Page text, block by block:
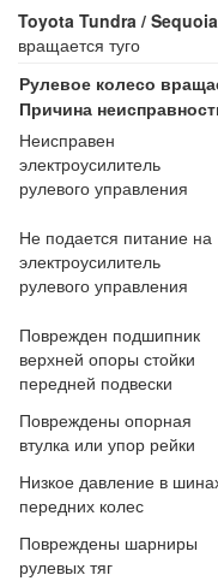
Toyota Tundra /
вращается туго
Рулевое колесо
Причина
Неисправен
электроусилитель
рулевого управления
Не подается питание на
электроусилитель
рулевого управления
Поврежден подшипник
верхней опоры стойки
передней подвески
Повреждены опорная
втулка или упор рейки
Низкое давление в
передних колес
Повреждены шарниры
рулевых тяг